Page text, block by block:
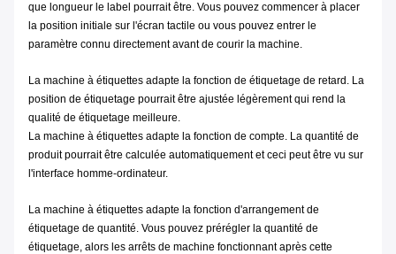
que longueur le label pourrait être. Vous pouvez commencer à placer
la position initiale sur l'écran tactile ou vous pouvez entrer le
paramètre connu directement avant de courir la machine.
La machine à étiquettes adapte la fonction de étiquetage de retard. La
position de étiquetage pourrait être ajustée légèrement qui rend la
qualité de étiquetage meilleure.
La machine à étiquettes adapte la fonction de compte. La quantité de
produit pourrait être calculée automatiquement et ceci peut être vu sur
l'interface homme-ordinateur.
La machine à étiquettes adapte la fonction d'arrangement de
étiquetage de quantité. Vous pouvez prérégler la quantité de
étiquetage, alors les arrêts de machine fonctionnant après cette